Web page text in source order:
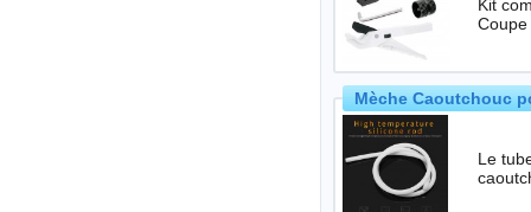
Kit
Mèche Caoutchouc
Le